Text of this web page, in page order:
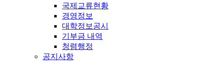
국제교류현황
경영정보
대학정보공시
기부금 내역
청렴행정
공지사항